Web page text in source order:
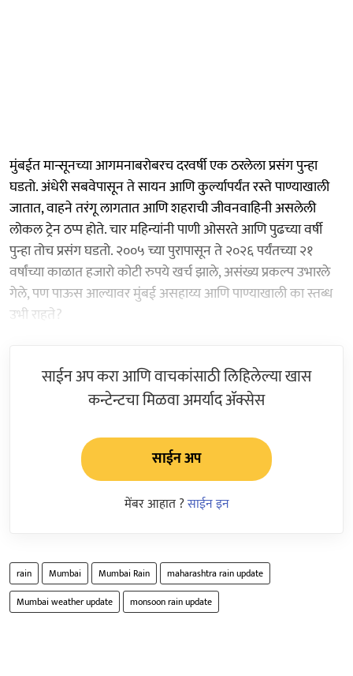
मुंबईत मान्सूनच्या आगमनाबरोबरच दरवर्षी एक ठरलेला प्रसंग पुन्हा
घडतो. अंधेरी सबवेपासून ते सायन आणि कुर्ल्यापर्यंत रस्ते पाण्याखाली
जातात, वाहने तरंगू लागतात आणि शहराची जीवनवाहिनी असलेली
लोकल ट्रेन ठप्प होते. चार महिन्यांनी पाणी ओसरते आणि पुढच्या वर्षी
पुन्हा तोच प्रसंग घडतो. २००५ च्या पुरापासून ते २०२६ पर्यंतच्या २१
वर्षांच्या काळात हजारो कोटी रुपये खर्च झाले, असंख्य प्रकल्प उभारले
गेले, पण पाऊस आल्यावर मुंबई असहाय्य आणि पाण्याखाली का स्तब्ध
उभी राहते?
साईन अप करा आणि वाचकांसाठी लिहिलेल्या खास
कन्टेन्टचा मिळवा अमर्याद ॲक्सेस
साईन अप
मेंबर आहात ?साईन इन
rain Mumbai Mumbai Rain
maharashtra rain update
Mumbai weather update
monsoon rain update